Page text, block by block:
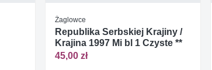
Żaglowce
Republika Serbskiej Krajiny /
Krajina 1997 Mi bl 1 Czyste **
45,00 zł